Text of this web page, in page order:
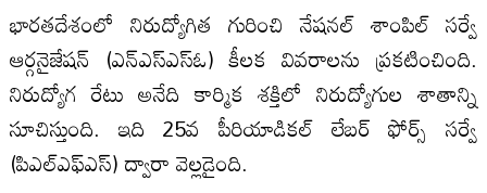
భారతదేశంలో నిరుద్యోగిత గురించి నేషనల్‌ శాంపిల్‌ సర్వే
ఆర్గనైజేషన్‌ (ఎన్‌ఎస్‌ఎస్‌ఓ) కీలక వివరాలను ప్రకటించింది.
నిరుద్యోగ రేటు అనేది కార్మిక శక్తిలో నిరుద్యోగుల శాతాన్ని
సూచిస్తుంది. ఇది 25వ పీరియాడికల్‌ లేబర్‌ ఫోర్స్‌ సర్వే
(పిఎల్‌ఎఫ్‌ఎస్‌) ద్వారా వెల్లడైంది.